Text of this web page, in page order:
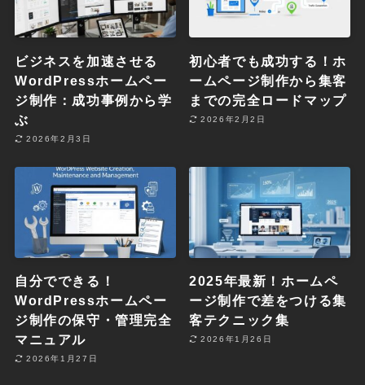
ビジネスを加速させる
WordPressホームペー
ジ制作：成功事例から学
ぶ
2026年2月3日
初心者でも成功する！ホ
ームページ制作から集客
までの完全ロードマップ
2026年2月2日
自分でできる！
WordPressホームペー
ジ制作の保守・管理完全
マニュアル
2026年1月27日
2025年最新！ホームペ
ージ制作で差をつける集
客テクニック集
2026年1月26日